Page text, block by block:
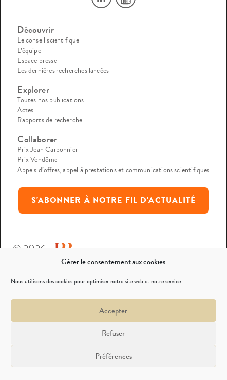
Gérer le consentement aux cookies
Nous utilisons des cookies pour optimiser notre site web et notre service.
Accepter
Refuser
Préférences
Découvrir
Le conseil scientifique
L’équipe
Espace presse
Les dernières recherches lancées
Explorer
Toutes nos publications
Actes
Rapports de recherche
Collaborer
Prix Jean Carbonnier
Prix Vendôme
Appels d’offres, appel à prestations et communications scientifiques
S'ABONNER À NOTRE FIL D'ACTUALITÉ
© 2026